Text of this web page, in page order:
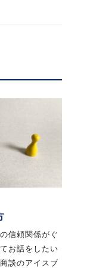
信頼関係がぐ
お話をしたい
談のアイスブ